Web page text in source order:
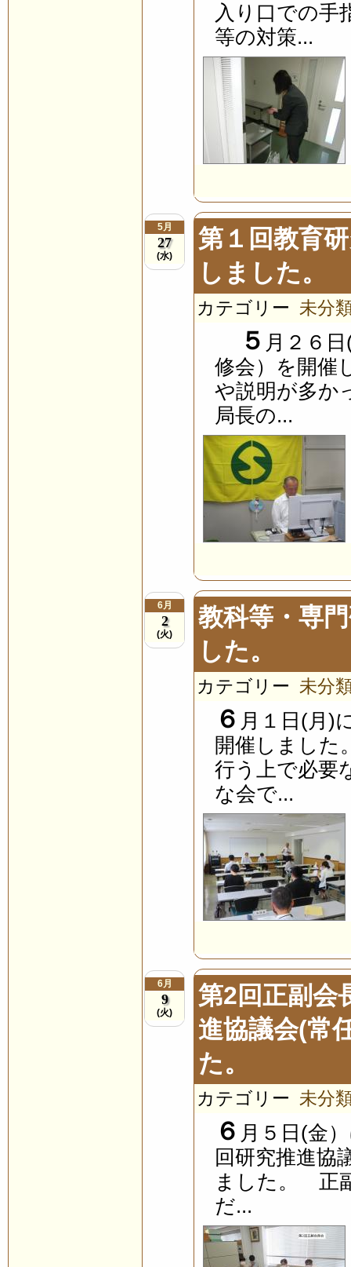
入り口での手
等の対策...
5月
27
(水)
第１回教育
しました。
カテゴリー 未分
５ 月２６
修会）を開催
や説明が多か
局長の...
6月
2
(火)
教科等・専
した。
カテゴリー 未分
６ 月１日(月)
開催しました
行う上で必要
な会で...
6月
9
(火)
第2回正副会
進協議会(常
た。
カテゴリー 未分
６ 月５日(金
回研究推進協
ました。 正
だ...